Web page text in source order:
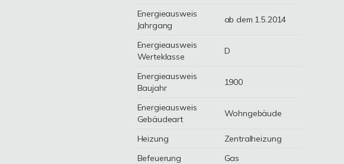
Energieausweis
Jahrgang
ab dem 1.5.2014
Energieausweis
Werteklasse
D
Energieausweis
Baujahr
1900
Energieausweis
Gebäudeart
Wohngebäude
Heizung
Zentralheizung
Befeuerung
Gas